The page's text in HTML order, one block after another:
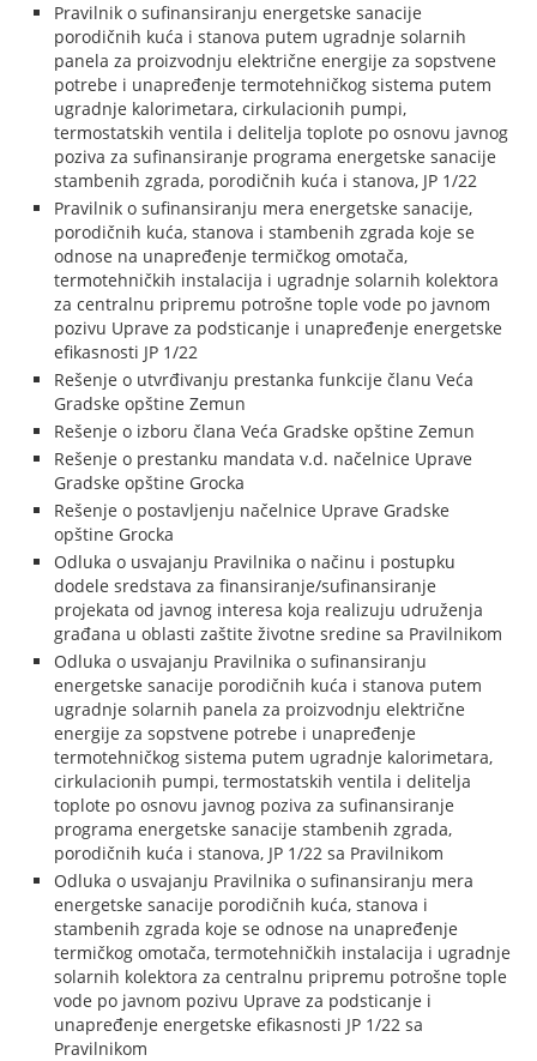
Pravilnik o sufinansiranju energetske sanacije
porodičnih kuća i stanova putem ugradnje solarnih
panela za proizvodnju električne energije za sopstvene
potrebe i unapređenje termotehničkog sistema putem
ugradnje kalorimetara, cirkulacionih pumpi,
termostatskih ventila i delitelja toplote po osnovu javnog
poziva za sufinansiranje programa energetske sanacije
stambenih zgrada, porodičnih kuća i stanova, JP 1/22
Pravilnik o sufinansiranju mera energetske sanacije,
porodičnih kuća, stanova i stambenih zgrada koje se
odnose na unapređenje termičkog omotača,
termotehničkih instalacija i ugradnje solarnih kolektora
za centralnu pripremu potrošne tople vode po javnom
pozivu Uprave za podsticanje i unapređenje energetske
efikasnosti JP 1/22
Rešenje o utvrđivanju prestanka funkcije članu Veća
Gradske opštine Zemun
Rešenje o izboru člana Veća Gradske opštine Zemun
Rešenje o prestanku mandata v.d. načelnice Uprave
Gradske opštine Grocka
Rešenje o postavljenju načelnice Uprave Gradske
opštine Grocka
Odluka o usvajanju Pravilnika o načinu i postupku
dodele sredstava za finansiranje/sufinansiranje
projekata od javnog interesa koja realizuju udruženja
građana u oblasti zaštite životne sredine sa Pravilnikom
Odluka o usvajanju Pravilnika o sufinansiranju
energetske sanacije porodičnih kuća i stanova putem
ugradnje solarnih panela za proizvodnju električne
energije za sopstvene potrebe i unapređenje
termotehničkog sistema putem ugradnje kalorimetara,
cirkulacionih pumpi, termostatskih ventila i delitelja
toplote po osnovu javnog poziva za sufinansiranje
programa energetske sanacije stambenih zgrada,
porodičnih kuća i stanova, JP 1/22 sa Pravilnikom
Odluka o usvajanju Pravilnika o sufinansiranju mera
energetske sanacije porodičnih kuća, stanova i
stambenih zgrada koje se odnose na unapređenje
termičkog omotača, termotehničkih instalacija i ugradnje
solarnih kolektora za centralnu pripremu potrošne tople
vode po javnom pozivu Uprave za podsticanje i
unapređenje energetske efikasnosti JP 1/22 sa
Pravilnikom